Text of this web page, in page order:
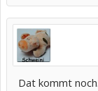
Dat kommt